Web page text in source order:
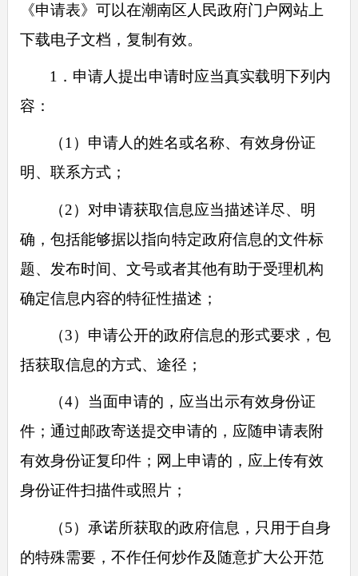
《申请表》可以在潮南区人民政府门户网站上
下载电子文档，复制有效。
1．申请人提出申请时应当真实载明下列内
容：
（1）申请人的姓名或名称、有效身份证
明、联系方式；
（2）对申请获取信息应当描述详尽、明
确，包括能够据以指向特定政府信息的文件标
题、发布时间、文号或者其他有助于受理机构
确定信息内容的特征性描述；
（3）申请公开的政府信息的形式要求，包
括获取信息的方式、途径；
（4）当面申请的，应当出示有效身份证
件；通过邮政寄送提交申请的，应随申请表附
有效身份证复印件；网上申请的，应上传有效
身份证件扫描件或照片；
（5）承诺所获取的政府信息，只用于自身
的特殊需要，不作任何炒作及随意扩大公开范